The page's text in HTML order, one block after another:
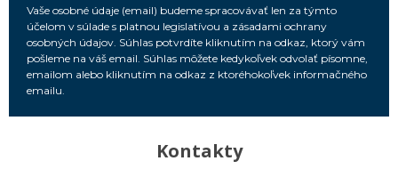
Vaše osobné údaje (email) budeme spracovávať len za týmto
účelom v súlade s platnou legislatívou a zásadami ochrany
osobných údajov. Súhlas potvrdíte kliknutím na odkaz, ktorý vám
pošleme na váš email. Súhlas môžete kedykoľvek odvolať písomne,
emailom alebo kliknutím na odkaz z ktoréhokoľvek informačného
emailu.
Kontakty